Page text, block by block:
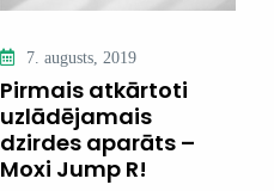
7. augusts, 2019
Pirmais atkārtoti
uzlādējamais
dzirdes aparāts –
Moxi Jump R!